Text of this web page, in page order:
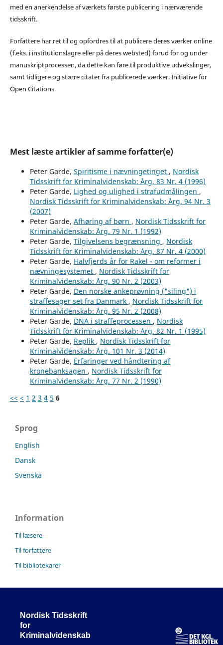
med en anerkendelse af værkets første publicering i nærværende
tidsskrift.
Forfattere har ret til og opfordres til at publicere deres værker online
(f.eks. i institutionslagre eller på deres websted) forud for og under
manuskriptprocessen, da dette kan føre til produktive udvekslinger,
samt tidligere og større citater fra publicerede værker. Initiative for
Open Citations.
Mest læste artikler af samme forfatter(e)
Peter Garde, Spiritisme i nævningetinget , Nordisk
Tidsskrift for Kriminalvidenskab: Årg. 83 Nr. 4 (1996)
Peter Garde, Lighed og ulighed i strafudmålingen ,
Nordisk Tidsskrift for Kriminalvidenskab: Årg. 94 Nr. 3
(2007)
Peter Garde, Afhøring af børn , Nordisk Tidsskrift for
Kriminalvidenskab: Årg. 79 Nr. 1 (1992)
Peter Garde, Tilgivelsens begrænsning , Nordisk
Tidsskrift for Kriminalvidenskab: Årg. 87 Nr. 4 (2000)
Peter Garde, Halvfjerds år for Rakel - om reformer i
nævningesystemet , Nordisk Tidsskrift for
Kriminalvidenskab: Årg. 90 Nr. 2 (2003)
Peter Garde, Den norske ankeprøvning ("siling") i
straffesager set fra Danmark , Nordisk Tidsskrift for
Kriminalvidenskab: Årg. 95 Nr. 2 (2008)
Peter Garde, DNA i straffeprocessen , Nordisk
Tidsskrift for Kriminalvidenskab: Årg. 82 Nr. 1 (1995)
Peter Garde, Replik , Nordisk Tidsskrift for
Kriminalvidenskab: Årg. 101 Nr. 3 (2014)
Peter Garde, Erfaringer ved håndtering af
kronebanksagen , Nordisk Tidsskrift for
Kriminalvidenskab: Årg. 77 Nr. 2 (1990)
<< < 1 2 3 4 5 6
Sprog
English
Dansk
Svenska
Information
Til læsere
Til forfattere
Til bibliotekarer
Nordisk Tidsskrift
for
Kriminalvidenskab